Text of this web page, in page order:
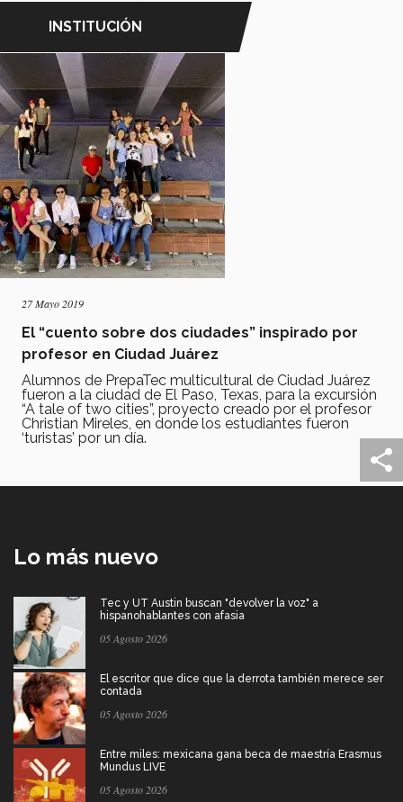
INSTITUCIÓN
27 Mayo 2019
El “cuento sobre dos ciudades” inspirado por
profesor en Ciudad Juárez
Alumnos de PrepaTec multicultural de Ciudad Juárez
fueron a la ciudad de El Paso, Texas, para la excursión
“A tale of two cities”, proyecto creado por el profesor
Christian Mireles, en donde los estudiantes fueron
‘turistas’ por un día.
Lo más nuevo
Tec y UT Austin buscan "devolver la voz" a
hispanohablantes con afasia
05 Agosto 2026
El escritor que dice que la derrota también merece ser
contada
05 Agosto 2026
Entre miles: mexicana gana beca de maestría Erasmus
Mundus LIVE
05 Agosto 2026